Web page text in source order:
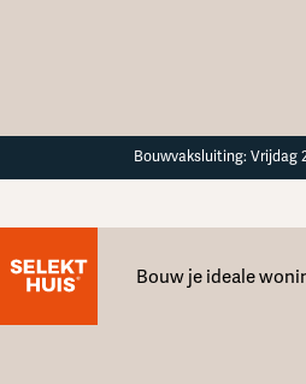
Bouwvaksluiting: Vrijdag
Bouw je ideale